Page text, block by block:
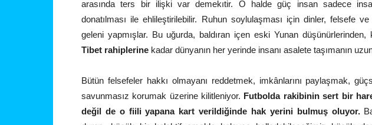
arasında ters bir ilişki var demekıtir. O halde güç insan sadece
donatılması ile ehlileştirilebilir. Ruhun soylulaşması için dinler, felsefe
geleni yapmışlar. Bu uğurda, baldıran içen eski Yunan düşünürlerinden,
Tibet rahiplerine kadar dünyanın her yerinde insanı asalete taşımanın
Bütün felsefeler hakkı olmayanı reddetmek, imkânlarını paylaşmak,
savunmasız korumak üzerine kilitleniyor. Futbolda rakibinin sert bir
değil de o fiili yapana kart verildiğinde hak yerini bulmuş oluyor.